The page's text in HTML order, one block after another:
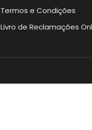
Termos e Condições
Livro de Reclamações